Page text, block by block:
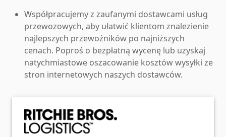
Współpracujemy z zaufanymi dostawcami usług
przewozowych, aby ułatwić klientom znalezienie
najlepszych przewoźników po najniższych
cenach. Poproś o bezpłatną wycenę lub uzyskaj
natychmiastowe oszacowanie kosztów wysyłki ze
stron internetowych naszych dostawców.